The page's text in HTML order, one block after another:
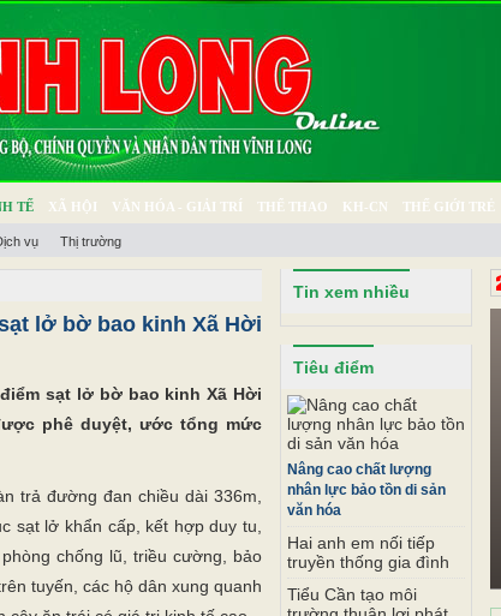
TẾ XÃ HỘI VĂN HÓA - GIẢI TRÍ THỂ THAO KH-CN THẾ GIỚI TRẺ
SỰ SỨC KHỎE
vụ Thị trường
lở bờ bao kinh Xã Hời
sạt lở bờ bao kinh Xã Hời
phê duyệt, ước tổng mức
trả đường đan chiều dài 336m,
sạt lở khẩn cấp, kết hợp duy tu,
chống lũ, triều cường, bảo
tuyến, các hộ dân xung quanh
Tin xem nhiều
Tiêu điểm
Nâng cao chất lượng
nhân lực bảo tồn di sản
văn hóa
Hai anh em nối tiếp
truyền thống gia đình
Tiểu Cần tạo môi